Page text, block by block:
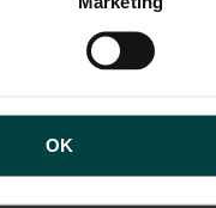
OK